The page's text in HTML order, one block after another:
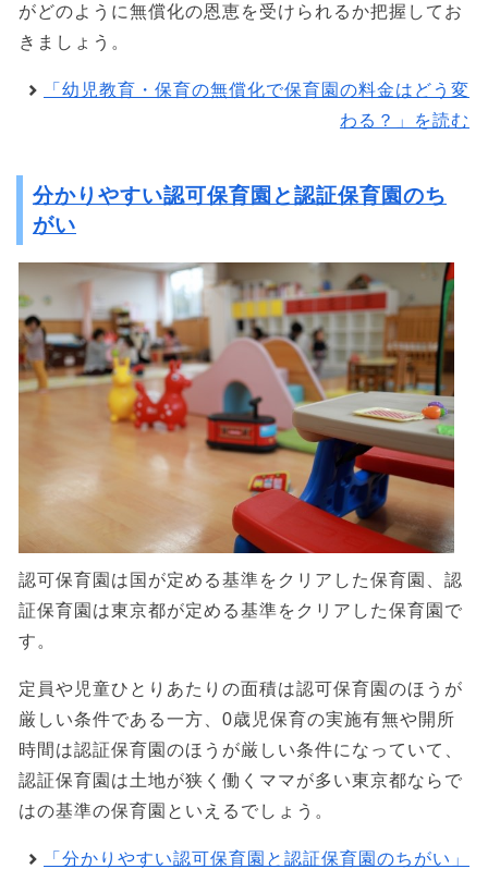
がどのように無償化の恩恵を受けられるか把握してお
きましょう。
「幼児教育・保育の無償化で保育園の料金はどう変
わる？」を読む
分かりやすい認可保育園と認証保育園のち
がい
認可保育園は国が定める基準をクリアした保育園、認
証保育園は東京都が定める基準をクリアした保育園で
す。
定員や児童ひとりあたりの面積は認可保育園のほうが
厳しい条件である一方、0歳児保育の実施有無や開所
時間は認証保育園のほうが厳しい条件になっていて、
認証保育園は土地が狭く働くママが多い東京都ならで
はの基準の保育園といえるでしょう。
「分かりやすい認可保育園と認証保育園のちがい」